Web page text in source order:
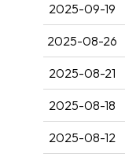
2025-09-19
2025-08-26
2025-08-21
2025-08-18
2025-08-12